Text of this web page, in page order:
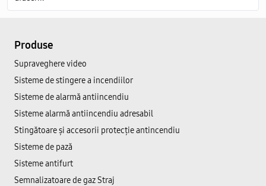
Produse
Supraveghere video
Sisteme de stingere a incendiilor
Sisteme de alarmă antiincendiu
Sisteme alarmă antiincendiu adresabil
Stingătoare și accesorii protecție antincendiu
Sisteme de pază
Sisteme antifurt
Semnalizatoare de gaz Straj